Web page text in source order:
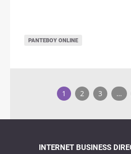
ΡΑΝΤΕΒΟΎ ONLINE
1 2 3 …
INTERNET BUSINESS